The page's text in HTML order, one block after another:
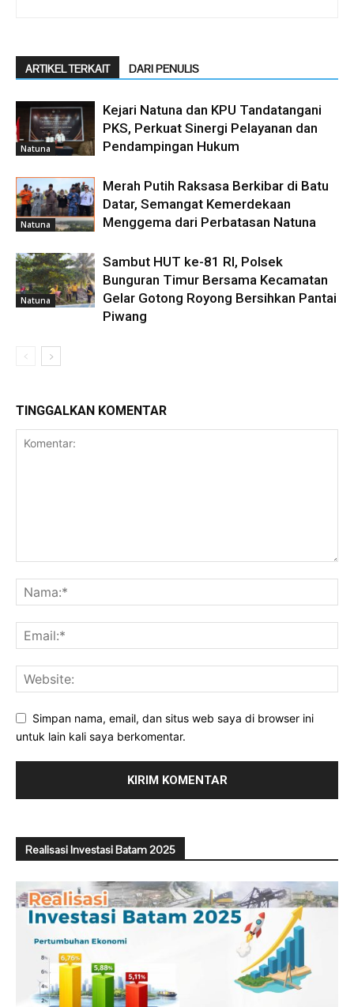
ARTIKEL TERKAIT DARI PENULIS
Natuna
Kejari Natuna dan KPU Tandatangani
PKS, Perkuat Sinergi Pelayanan dan
Pendampingan Hukum
Natuna
Merah Putih Raksasa Berkibar di Batu
Datar, Semangat Kemerdekaan
Menggema dari Perbatasan Natuna
Natuna
Sambut HUT ke-81 RI, Polsek
Bunguran Timur Bersama Kecamatan
Gelar Gotong Royong Bersihkan Pantai
Piwang
TINGGALKAN KOMENTAR
Simpan nama, email, dan situs web saya di browser ini
untuk lain kali saya berkomentar.
Realisasi Investasi Batam 2025